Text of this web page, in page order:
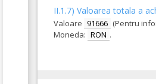
II.1.7) Valoarea totala a
Valoare 91666 (Pentru
Moneda: RON .